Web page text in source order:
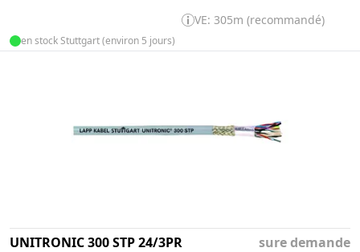
VE: 305m (recommandé)
en stock Stuttgart (environ 5 jours)
UNITRONIC 300 STP 24/3PR sure demande